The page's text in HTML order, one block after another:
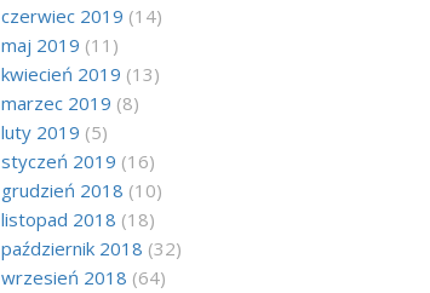
czerwiec 2019 (14)
maj 2019 (11)
kwiecień 2019 (13)
marzec 2019 (8)
luty 2019 (5)
styczeń 2019 (16)
grudzień 2018 (10)
listopad 2018 (18)
październik 2018 (32)
wrzesień 2018 (64)